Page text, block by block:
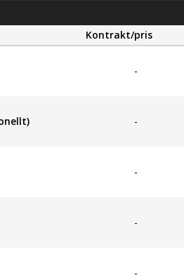
Kontrakt/pris
-
-
-
-
-